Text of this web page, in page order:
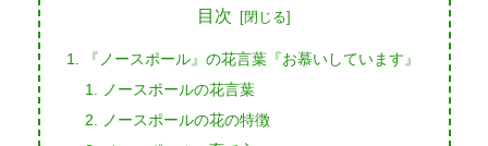
目次
『ノースポール』の花言葉『お慕いしています』
ノースポールの花言葉
ノースポールの花の特徴